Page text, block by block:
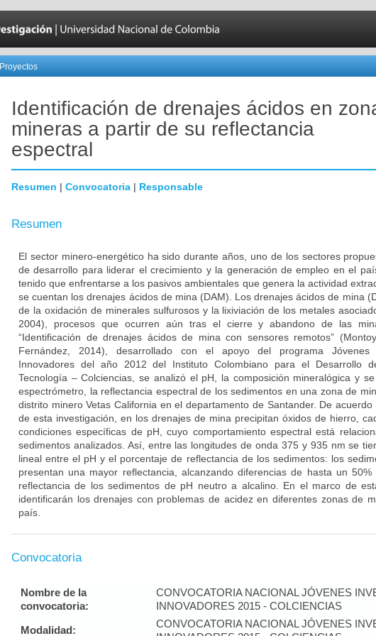
Proyectos
Identificación de drenajes ácidos en
mineras a partir de su reflectancia
espectral
Resumen | Convocatoria | Responsable
Resumen
El sector minero-energético ha sido durante años, uno de los sectores
de desarrollo para liderar el crecimiento y la generación de empleo en el
tenido que enfrentarse a los pasivos ambientales que genera la actividad
se cuentan los drenajes ácidos de mina (DAM). Los drenajes ácidos de mina
de la oxidación de minerales sulfurosos y la lixiviación de los metales
2004), procesos que ocurren aún tras el cierre y abandono de las
“Identificación de drenajes ácidos de mina con sensores remotos”
Fernández, 2014), desarrollado con el apoyo del programa Jóvenes
Innovadores del año 2012 del Instituto Colombiano para el Desarrollo
Tecnología – Colciencias, se analizó el pH, la composición mineralógica y
espectrómetro, la reflectancia espectral de los sedimentos en una zona de
distrito minero Vetas California en el departamento de Santander. De
de esta investigación, en los drenajes de mina precipitan óxidos de hierro,
condiciones específicas de pH, cuyo comportamiento espectral está
sedimentos analizados. Así, entre las longitudes de onda 375 y 935 nm se
lineal entre el pH y el porcentaje de reflectancia de los sedimentos: los
presentan una mayor reflectancia, alcanzando diferencias de hasta un
reflectancia de los sedimentos de pH neutro a alcalino. En el marco de
identificarán los drenajes con problemas de acidez en diferentes zonas de
país.
Convocatoria
Nombre de la
convocatoria:
CONVOCATORIA NACIONAL JÓVENES
INNOVADORES 2015 - COLCIENCIAS
Modalidad:
CONVOCATORIA NACIONAL JÓVENES